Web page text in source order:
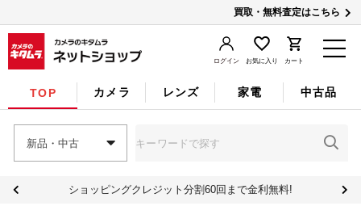
買取・無料査定はこちら
ログイン お気に入り カート
TOP カメラ レンズ 家電 中古品
新品・中古
ショッピングクレジット分割60回まで金利無料!